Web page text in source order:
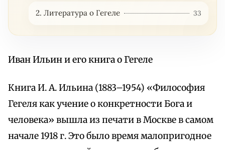
2. Литература о Гегеле 33
Иван Ильин и его книга о Гегеле
Книга И. А. Ильина (1883–1954) «Философия
Гегеля как учение о конкретности Бога и
человека» вышла из печати в Москве в самом
начале 1918 г. Это было время малопригодное